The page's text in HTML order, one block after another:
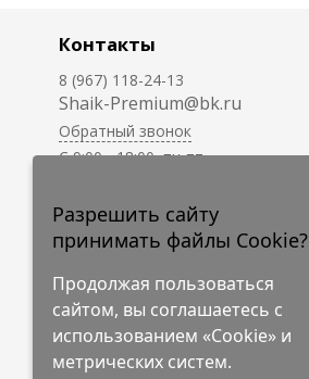
Контакты
8 (967) 118-24-13
Shaik-Premium@bk.ru
Обратный звонок
C 9:00 - 18:00, пн-пт
круглосуточно.
Разрешить сайту
принимать файлы Cookie?
Продолжая пользоваться
сайтом, вы соглашаетесь с
использованием «Cookie» и
метрических систем.